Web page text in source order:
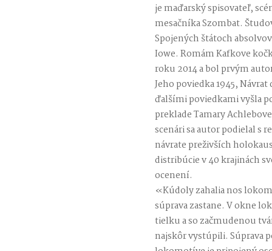
je maďarský spisovateľ,
mesačníka Szombat.
Spojených štátoch
Iowe. Romám Kafkove
roku 2014 a bol prvým
Jeho poviedka 1945,
ďalšími poviedkami vyšla
preklade Tamary
scenári sa autor podielal s
návrate preživších
distribúcie v 40 krajinách
ocenení.
«Kúdoly zahalia nos
súprava zastane. V okne
tielku a so začmudenou
najskôr vystúpili. Súprava